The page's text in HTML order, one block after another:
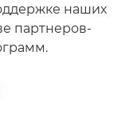
наших
партнеров-